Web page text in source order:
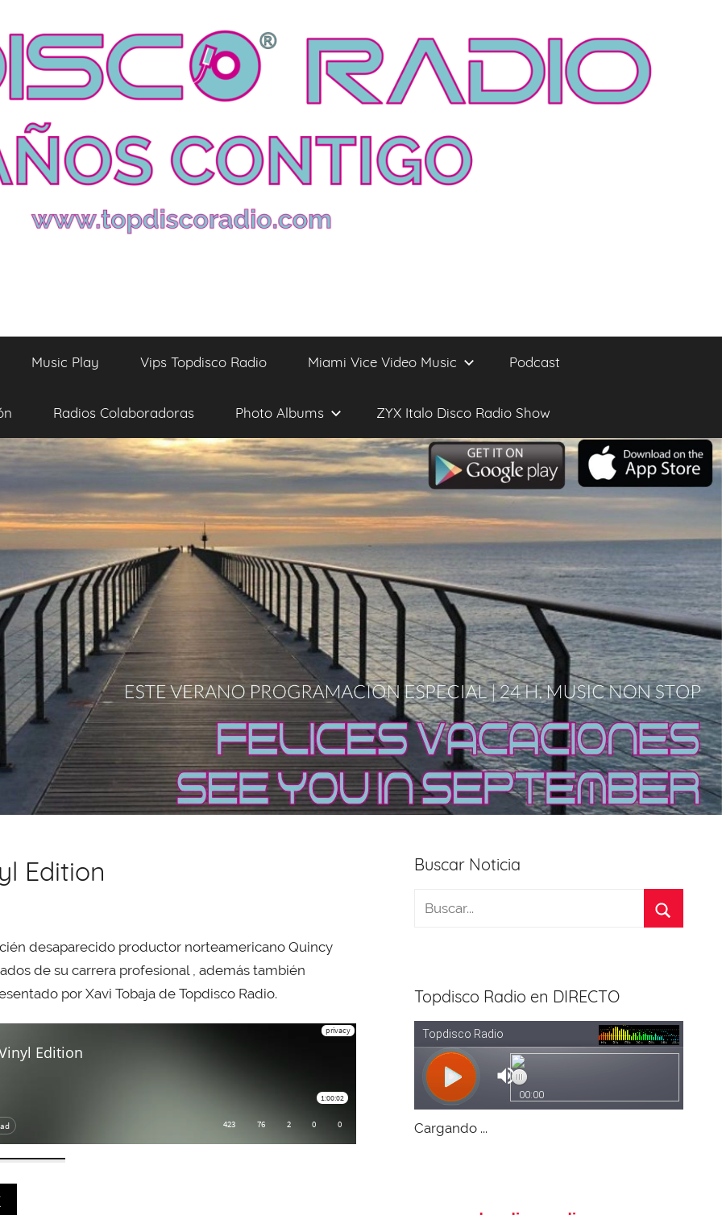
Music Play Vips Topdisco Radio Miami Vice Video Music Podcast
Radios Colaboradoras Photo Albums ZYX Italo Disco Radio Show
Edition
desaparecido productor norteamericano Quincy
de su carrera profesional , además también
por Xavi Tobaja de Topdisco Radio.
Buscar Noticia
Topdisco Radio en DIRECTO
Cargando ...